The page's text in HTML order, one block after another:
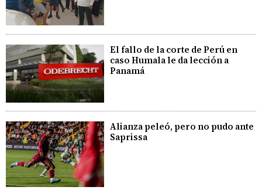
El fallo de la corte de Perú en
caso Humala le da lección a
Panamá
Alianza peleó, pero no pudo ante
Saprissa